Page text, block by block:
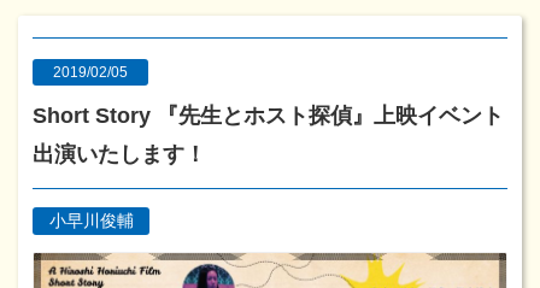
2019/02/05
Short Story 『先生とホスト探偵』上映イベント
出演いたします！
小早川俊輔